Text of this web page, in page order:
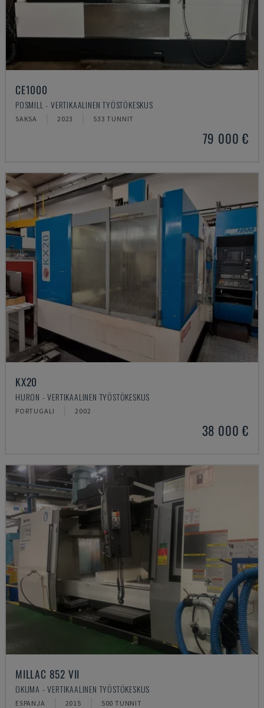
CE1000
POSMILL - VERTIKAALINEN TYÖSTÖKESKUS
SAKSA 2023 533 TUNNIT
79 000 €
KX20
HURON - VERTIKAALINEN TYÖSTÖKESKUS
PORTUGALI 2002
38 000 €
MILLAC 852 VII
OKUMA - VERTIKAALINEN TYÖSTÖKESKUS
ESPANJA 2015 500 TUNNIT